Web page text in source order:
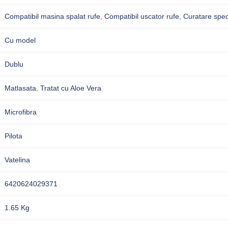
Compatibil masina spalat rufe, Compatibil uscator rufe, Curatare
Cu model
Dublu
Matlasata Tratat cu Aloe Vera
Microfibra
Pilota
Vatelina
6420624029371
1.65 Kg